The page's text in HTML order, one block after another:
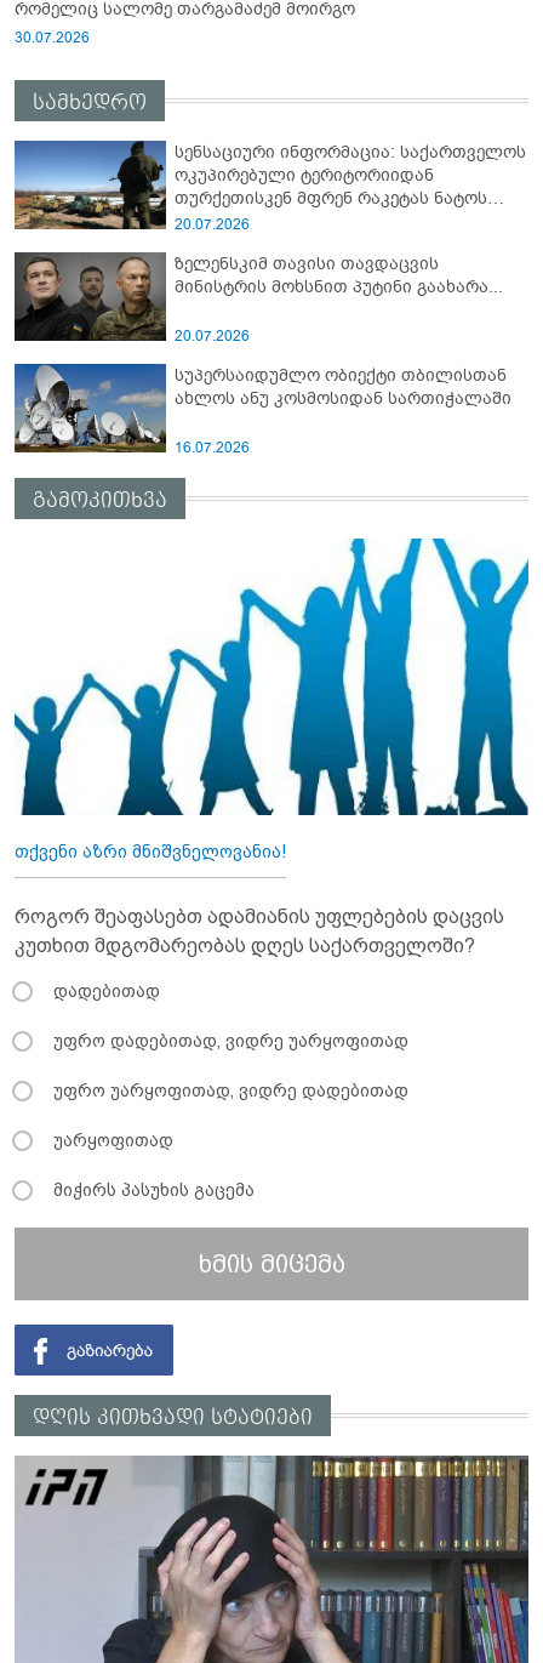
რომელიც სალომე თარგამაძემ მოირგო
30.07.2026
სამხედრო
სენსაციური ინფორმაცია: საქართველოს
ოკუპირებული ტერიტორიიდან
თურქეთისკენ მფრენ რაკეტას ნატოს
სამიტი კინაღამ ჩაუშლია
20.07.2026
ზელენსკიმ თავისი თავდაცვის
მინისტრის მოხსნით პუტინი გაახარა...
20.07.2026
სუპერსაიდუმლო ობიექტი თბილისთან
ახლოს ანუ კოსმოსიდან სართიჭალაში
16.07.2026
გამოკითხვა
თქვენი აზრი მნიშვნელოვანია!
როგორ შეაფასებთ ადამიანის უფლებების დაცვის
კუთხით მდგომარეობას დღეს საქართველოში?
დადებითად
უფრო დადებითად, ვიდრე უარყოფითად
უფრო უარყოფითად, ვიდრე დადებითად
უარყოფითად
მიჭირს პასუხის გაცემა
ხმის მიცემა
დღის კითხვადი სტატიები